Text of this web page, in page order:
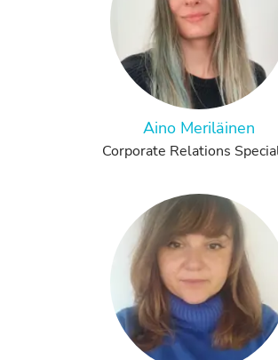
Aino Meriläinen
Corporate Relations